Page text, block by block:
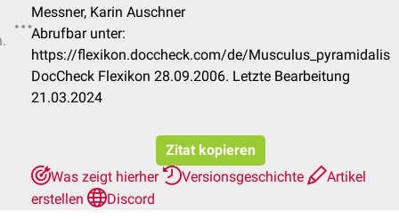
Messner, Karin Auschner
Abrufbar unter:
https://flexikon.doccheck.com/de/Musculus_pyramidalis
DocCheck Flexikon 28.09.2006. Letzte Bearbeitung
21.03.2024
Zitat kopieren
Was zeigt hierher
Versionsgeschichte
Artikel
erstellen
Discord